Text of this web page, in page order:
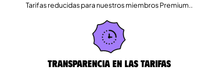
Tarifas reducidas para nuestros miembros Premium..
Transparencia en las tarifas